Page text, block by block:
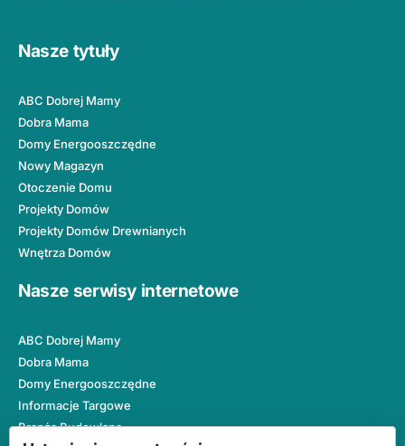
Nasze tytuły
ABC Dobrej Mamy
Dobra Mama
Domy Energooszczędne
Nowy Magazyn
Otoczenie Domu
Projekty Domów
Projekty Domów Drewnianych
Wnętrza Domów
Nasze serwisy internetowe
ABC Dobrej Mamy
Dobra Mama
Domy Energooszczędne
Informacje Targowe
Branża Budowlana